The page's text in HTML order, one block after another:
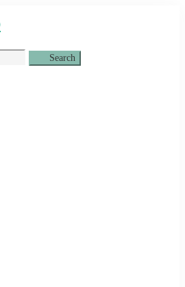
Search